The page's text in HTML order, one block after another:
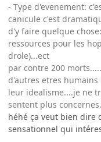
- Type d'evenement:
canicule c'est
d'y faire quelque
ressources pour les
drole)...ect
par contre 200
d'autres etres
leur idealisme....je ne
sentent plus
héhé ça veut bien dire
sensationnel qui